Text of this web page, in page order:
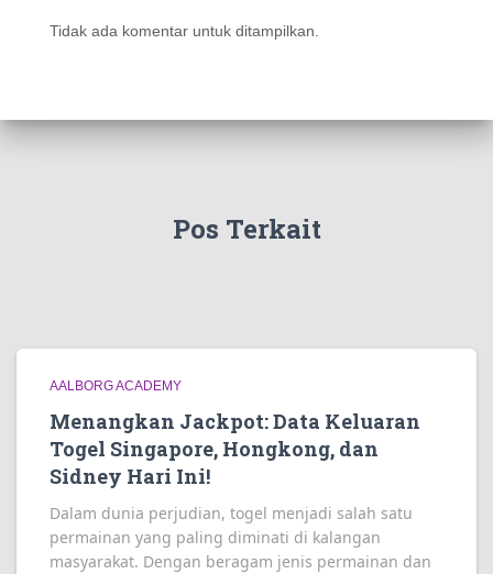
Tidak ada komentar untuk ditampilkan.
Pos Terkait
AALBORG ACADEMY
Menangkan Jackpot: Data Keluaran
Togel Singapore, Hongkong, dan
Sidney Hari Ini!
Dalam dunia perjudian, togel menjadi salah satu
permainan yang paling diminati di kalangan
masyarakat. Dengan beragam jenis permainan dan